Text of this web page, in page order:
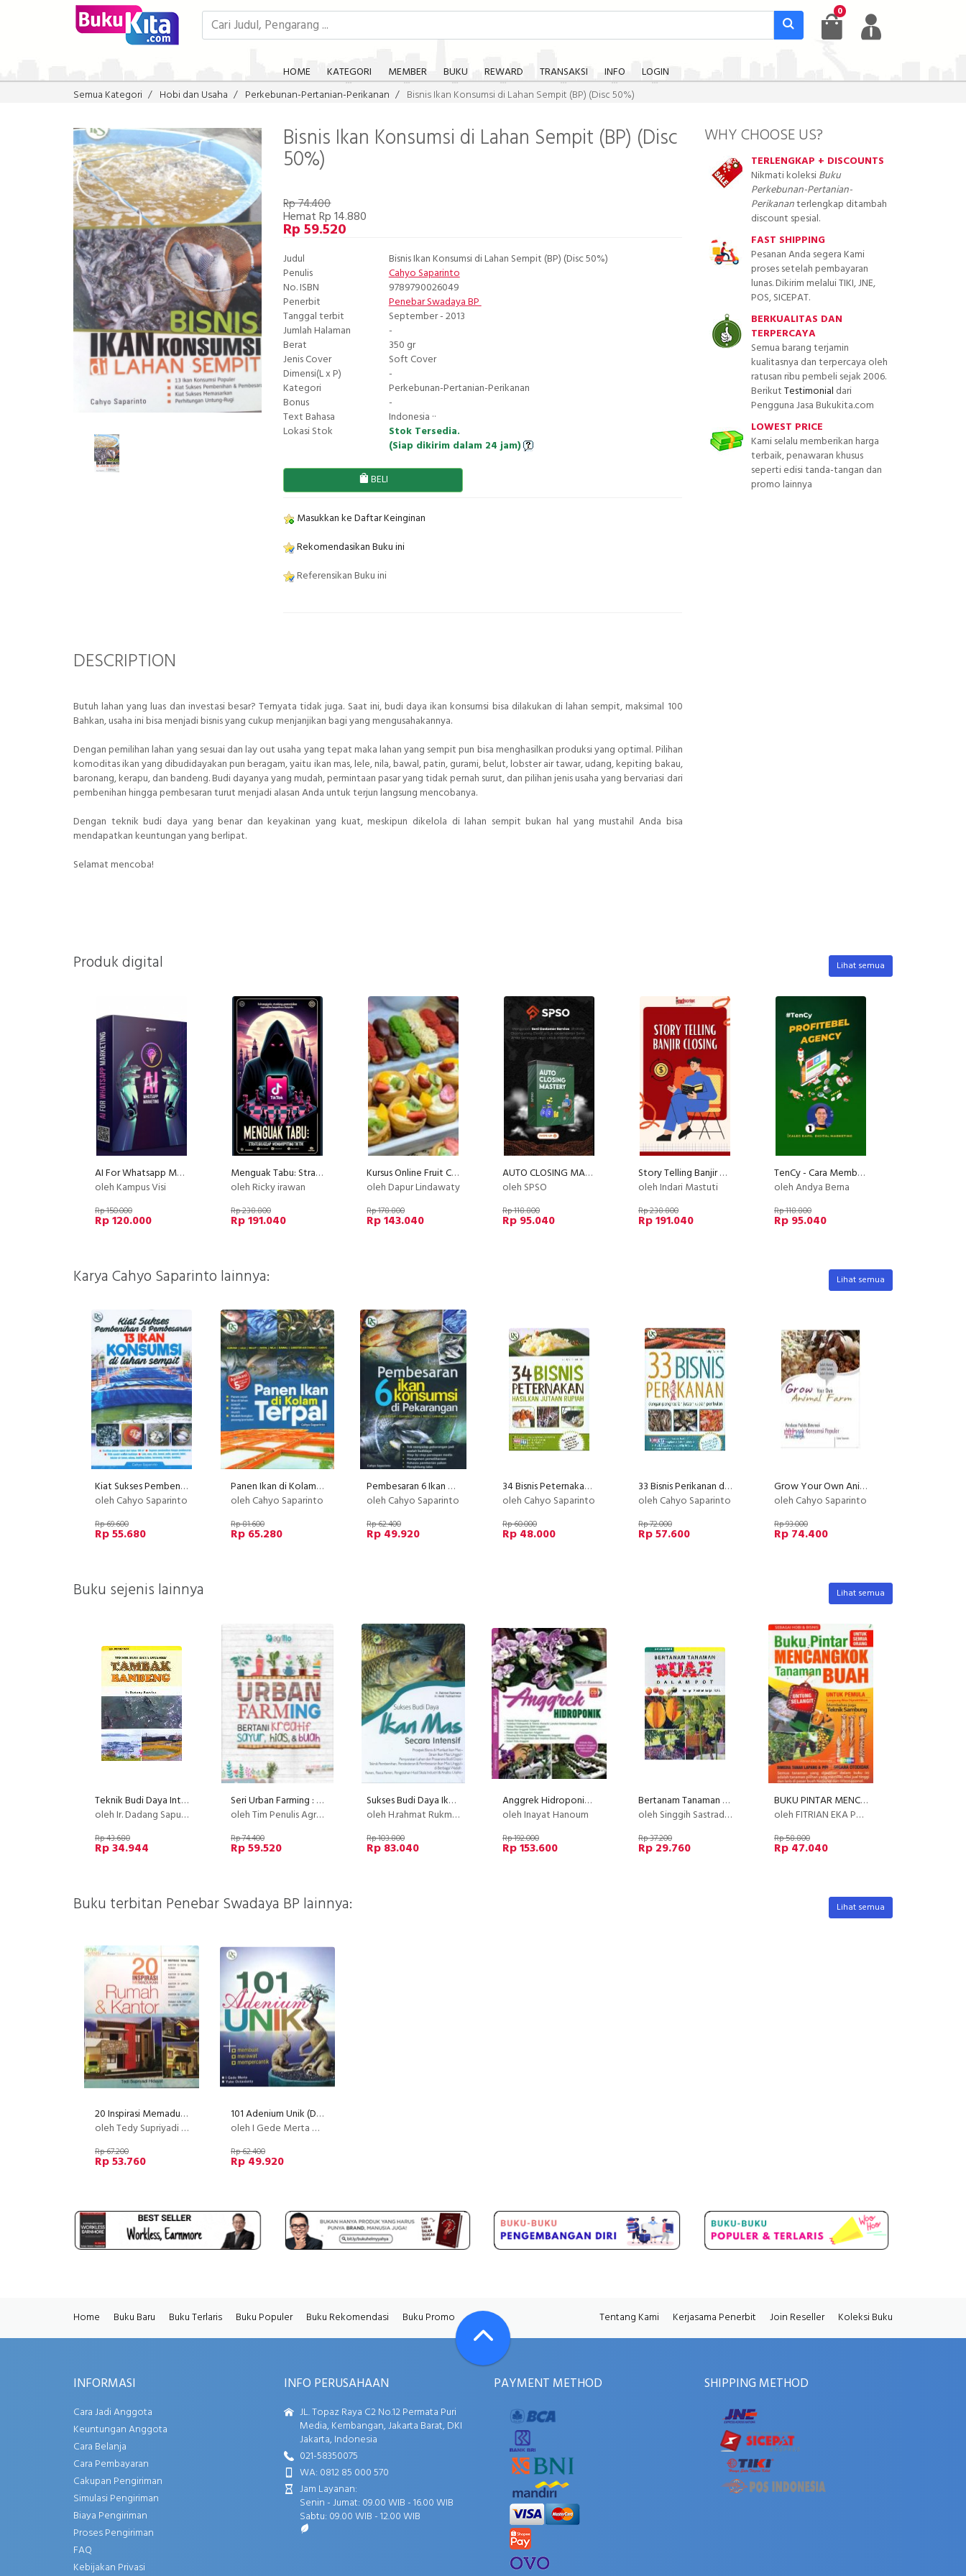
0
HOME KATEGORI MEMBER BUKU REWARD TRANSAKSI INFO
LOGIN
Semua Kategori
Hobi dan Usaha Perkebunan-Pertanian-Perikanan Bisnis Ikan Konsumsi di Lahan Sempit (BP) (Disc 50%)
Bisnis Ikan Konsumsi di Lahan Sempit (BP) (Disc
50%)
Rp 74.400
Hemat Rp 14.880
Rp 59.520
Judul
Bisnis Ikan Konsumsi di Lahan Sempit (BP) (Disc 50%)
Penulis
Cahyo Saparinto
No. ISBN
9789790026049
Penerbit
Penebar Swadaya BP
Tanggal terbit
September - 2013
Jumlah Halaman
-
Berat
350 gr
Jenis Cover
Soft Cover
Dimensi(L x P)
-
Kategori
Perkebunan-Pertanian-Perikanan
Bonus
-
Text Bahasa
Indonesia ··
Lokasi Stok
Stok Tersedia.
(Siap dikirim dalam 24 jam)
BELI
Masukkan ke Daftar Keinginan
Rekomendasikan Buku ini
Referensikan Buku ini
DESCRIPTION
Butuh lahan yang luas dan investasi besar? Ternyata tidak juga. Saat ini, budi daya ikan konsumsi bisa dilakukan di lahan sempit, maksimal 100
Bahkan, usaha ini bisa menjadi bisnis yang cukup menjanjikan bagi yang mengusahakannya.
Dengan pemilihan lahan yang sesuai dan lay out usaha yang tepat maka lahan yang sempit pun bisa menghasilkan produksi yang optimal. Pilihan
komoditas ikan yang dibudidayakan pun beragam, yaitu ikan mas, lele, nila, bawal, patin, gurami, belut, lobster air tawar, udang, kepiting bakau,
baronang, kerapu, dan bandeng. Budi dayanya yang mudah, permintaan pasar yang tidak pernah surut, dan pilihan jenis usaha yang bervariasi dari
pembenihan hingga pembesaran turut menjadi alasan Anda untuk terjun langsung mencobanya.
Dengan teknik budi daya yang benar dan keyakinan yang kuat, meskipun dikelola di lahan sempit bukan hal yang mustahil Anda bisa
mendapatkan keuntungan yang berlipat.
Selamat mencoba!
WHY CHOOSE US?
TERLENGKAP + DISCOUNTS
Nikmati koleksiBuku
Perkebunan-Pertanian-
Perikananterlengkap ditambah
discount spesial.
FAST SHIPPING
Pesanan Anda segera Kami
proses setelah pembayaran
lunas. Dikirim melalui TIKI, JNE,
POS, SICEPAT.
BERKUALITAS DAN
TERPERCAYA
Semua barang terjamin
kualitasnya dan terpercaya oleh
ratusan ribu pembeli sejak 2006.
BerikutTestimonial dari
Pengguna Jasa Bukukita.com
LOWEST PRICE
Kami selalu memberikan harga
terbaik, penawaran khusus
seperti edisi tanda-tangan dan
promo lainnya
Produk digital Lihat semua
AI For Whatsapp Marketing
oleh Kampus Visi
Rp 150.000
Rp 120.000
Menguak Tabu: Strategi Gelap Mengoptimalkan TikTok Shop
oleh Ricky irawan
Rp 238.800
Rp 191.040
Kursus Online Fruit Cream Puff Dan Eclair Dapur Lindawaty PU
oleh Dapur Lindawaty
Rp 178.800
Rp 143.040
AUTO CLOSING MASTERY
oleh SPSO
Rp 118.800
Rp 95.040
Story Telling Banjir Closing
oleh Indari Mastuti
Rp 238.800
Rp 191.040
TenCy - Cara Membuat Agency Menjadi Profit
oleh Andya Berna
Rp 118.800
Rp 95.040
Karya Cahyo Saparinto lainnya: Lihat semua
Kiat Sukses Pembenihan & Pembesaran 13 IKAN KONSUMSI di lahan sempit
oleh Cahyo Saparinto
Rp 69.600
Rp 55.680
Panen Ikan di Kolam Terpal
oleh Cahyo Saparinto
Rp 81.600
Rp 65.280
Pembesaran 6 Ikan Konsumsi di Perkarangan
oleh Cahyo Saparinto
Rp 62.400
Rp 49.920
34 Bisnis Peternakan Hasilkan Jutaan Rupiah
oleh Cahyo Saparinto
Rp 60.000
Rp 48.000
33 Bisnis Perikanan dengan Penghasilan Jutaan Rupiah per bulan
oleh Cahyo Saparinto
Rp 72.000
Rp 57.600
Grow Your Own Animal Farm: Panduan Praktis Beternak 10 Ternak Konsumsi Populer Di Pekarangan
oleh Cahyo Saparinto
Rp 93.000
Rp 74.400
Buku sejenis lainnya Lihat semua
Teknik Budi Daya Intensif : Tambak Bandeng
oleh Ir. Dadang Saputra
Rp 43.680
Rp 34.944
Seri Urban Farming : Bertani Kreatif Sayur, Hias & Buah
oleh Tim Penulis Agriflo
Rp 74.400
Rp 59.520
Sukses Budi Daya Ikan Mas Secara Intensif
oleh H.rahmat Rukmana Dan H. Herdi Yudirachman
Rp 103.800
Rp 83.040
Anggrek Hidroponik+DVD
oleh Inayat Hanoum
Rp 192.000
Rp 153.600
Bertanam Tanaman Buah Dalam Pot
oleh Singgih Sastradiharja, S.Si
Rp 37.200
Rp 29.760
BUKU PINTAR MENCANGKOK TANAMAN BUAH
oleh FITRIAN EKA PARAMITA
Rp 58.800
Rp 47.040
Buku terbitan Penebar Swadaya BP lainnya: Lihat semua
20 Inspirasi Memadukan Rumah+Kantor (Disc 50%)
oleh Tedy Supriyadi Hidayat
Rp 67.200
Rp 53.760
101 Adenium Unik (Disc 50%)
oleh I Gede Merta & Yuke Octavianty
Rp 62.400
Rp 49.920
Home Buku Baru Buku Terlaris Buku Populer Buku Rekomendasi Buku Promo Tentang Kami Kerjasama Penerbit Join Reseller Koleksi Buku
INFORMASI
Cara Jadi Anggota
Keuntungan Anggota
Cara Belanja
Cara Pembayaran
Cakupan Pengiriman
Simulasi Pengiriman
Biaya Pengiriman
Proses Pengiriman
FAQ
Kebijakan Privasi
INFO PERUSAHAAN
JL. Topaz Raya C2 No.12 Permata Puri
Media, Kembangan, Jakarta Barat, DKI
Jakarta, Indonesia
021-58350075
WA: 0812 85 000 570
Jam Layanan:
Senin - Jumat: 09.00 WIB - 16.00 WIB
Sabtu: 09.00 WIB - 12.00 WIB
PAYMENT METHOD SHIPPING METHOD